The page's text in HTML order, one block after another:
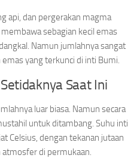
api, dan pergerakan magma
sebagian kecil emas
Namun jumlahnya sangat
yang terkunci di inti Bumi.
Saat Ini
luar biasa. Namun secara
untuk ditambang. Suhu inti
Celsius, dengan tekanan jutaan
atmosfer di permukaan.